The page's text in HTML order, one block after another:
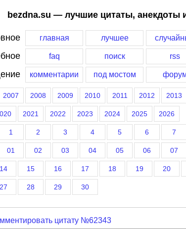
bezdna.su — лучшие цитаты, анекдоты
главная лучшее
faq поиск rss
комментарии под мостом
2007 2008 2009 2010 2011 2012 2013
2021 2022 2023 2024 2025 2026
1 2 3 4 5 6 7
01 02 03 04 05 06 07
14 15 16 17 18 19 20
27 28 29 30
цитату №62343